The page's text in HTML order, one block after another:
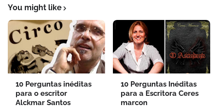
You might like
10 Perguntas inéditas
para o escritor
Alckmar Santos
10 Perguntas Inéditas
para a Escritora Ceres
marcon